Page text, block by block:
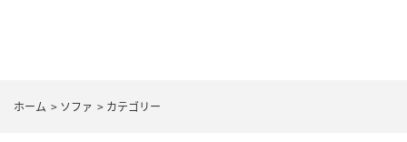
ホーム > ソファ > カテゴリー